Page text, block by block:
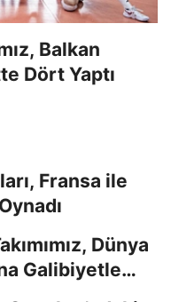
Balkan
Dört Yaptı
Fransa ile
Dünya
Galibiyetle